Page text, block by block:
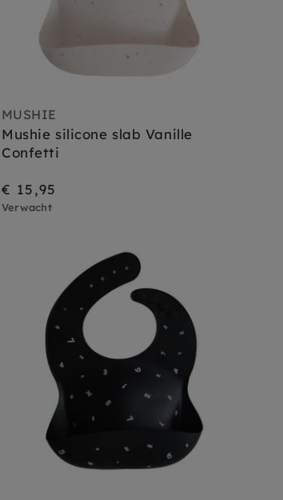
MUSHIE
Mushie silicone slab Vanille
Confetti
€ 15,95
Verwacht